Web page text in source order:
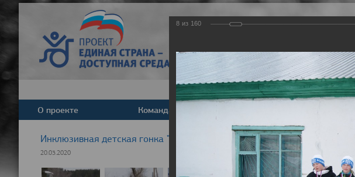
Версия для
О проекте Команда
Инклюзивная детская гонка "Лыжня здоровья" 2020
20.03.2020
8 из 160